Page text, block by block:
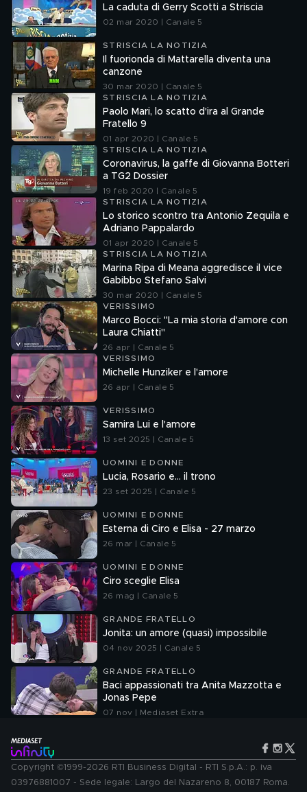
La caduta di Gerry Scotti a Striscia
02 mar 2020 | Canale 5
STRISCIA LA NOTIZIA
Il fuorionda di Mattarella diventa una
canzone
30 mar 2020 | Canale 5
STRISCIA LA NOTIZIA
Paolo Mari, lo scatto d'ira al Grande
Fratello 9
01 apr 2020 | Canale 5
STRISCIA LA NOTIZIA
Coronavirus, la gaffe di Giovanna Botteri
a TG2 Dossier
19 feb 2020 | Canale 5
STRISCIA LA NOTIZIA
Lo storico scontro tra Antonio Zequila e
Adriano Pappalardo
01 apr 2020 | Canale 5
STRISCIA LA NOTIZIA
Marina Ripa di Meana aggredisce il vice
Gabibbo Stefano Salvi
30 mar 2020 | Canale 5
VERISSIMO
Marco Bocci: "La mia storia d'amore con
Laura Chiatti"
26 apr | Canale 5
VERISSIMO
Michelle Hunziker e l'amore
26 apr | Canale 5
VERISSIMO
Samira Lui e l'amore
13 set 2025 | Canale 5
UOMINI E DONNE
Lucia, Rosario e... il trono
23 set 2025 | Canale 5
UOMINI E DONNE
Esterna di Ciro e Elisa - 27 marzo
26 mar | Canale 5
UOMINI E DONNE
Ciro sceglie Elisa
26 mag | Canale 5
GRANDE FRATELLO
Jonita: un amore (quasi) impossibile
04 nov 2025 | Canale 5
GRANDE FRATELLO
Baci appassionati tra Anita Mazzotta e
Jonas Pepe
07 nov | Mediaset Extra
Copyright ©1999-2026 RTI Business Digital - RTI S.p.A.: p. iva
03976881007 - Sede legale: Largo del Nazareno 8, 00187 Roma.